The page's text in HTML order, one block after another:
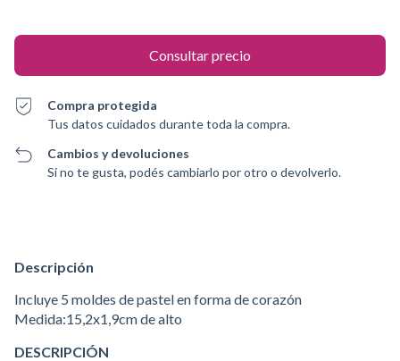
Compra protegida
Tus datos cuidados durante toda la compra.
Cambios y devoluciones
Si no te gusta, podés cambiarlo por otro o devolverlo.
Descripción
Incluye 5 moldes de pastel en forma de corazón
Medida:15,2x1,9cm de alto
DESCRIPCIÓN